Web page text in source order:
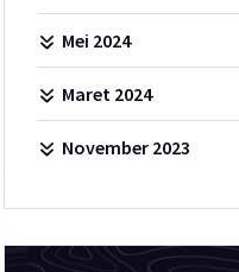
Mei 2024
Maret 2024
November 2023